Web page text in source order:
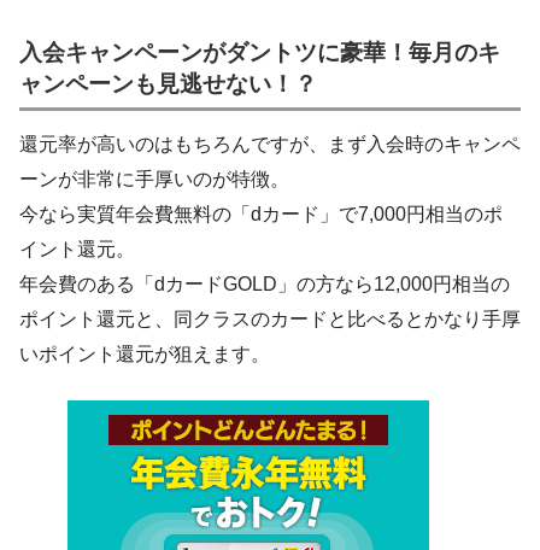
入会キャンペーンがダントツに豪華！毎月のキ
ャンペーンも見逃せない！？
還元率が高いのはもちろんですが、まず入会時のキャンペ
ーンが非常に手厚いのが特徴。
今なら実質年会費無料の「dカード」で7,000円相当のポ
イント還元。
年会費のある「dカードGOLD」の方なら12,000円相当の
ポイント還元と、同クラスのカードと比べるとかなり手厚
いポイント還元が狙えます。